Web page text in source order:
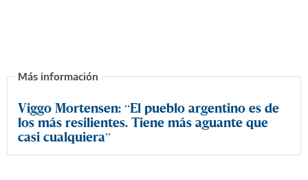
Viggo Mortensen: “El pueblo argentino es de
los más resilientes. Tiene más aguante que
casi cualquiera”